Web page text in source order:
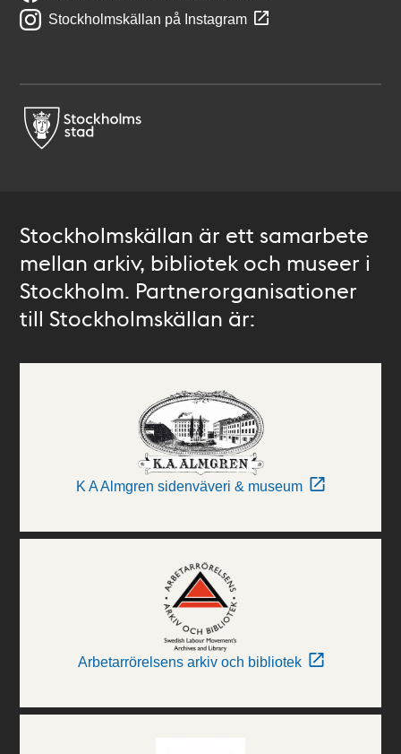
Stockholmskällan på Instagram
Stockholmskällan är ett samarbete
mellan arkiv, bibliotek och museer i
Stockholm. Partnerorganisationer
till Stockholmskällan är:
K A Almgren sidenväveri & museum
Arbetarrörelsens arkiv och bibliotek